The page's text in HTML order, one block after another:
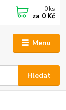
Menu
Hledat
0 ks
za 0 Kč